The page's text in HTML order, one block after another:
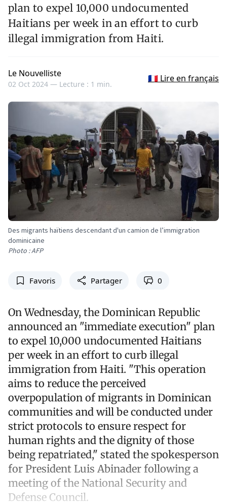
plan to expel 10,000 undocumented
Haitians per week in an effort to curb
illegal immigration from Haiti.
Le Nouvelliste
02 Oct 2024 — Lecture : 1 min.
🇫🇷 Lire en français
Des migrants haïtiens descendant d'un camion de l’immigration
dominicaine
Photo : AFP
Favoris Partager 0
On Wednesday, the Dominican Republic
announced an "immediate execution" plan
to expel 10,000 undocumented Haitians
per week in an effort to curb illegal
immigration from Haiti. "This operation
aims to reduce the perceived
overpopulation of migrants in Dominican
communities and will be conducted under
strict protocols to ensure respect for
human rights and the dignity of those
being repatriated," stated the spokesperson
for President Luis Abinader following a
meeting of the National Security and
Defense Council.